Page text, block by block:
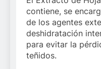
contiene, se
de los agentes
deshidratación
para evitar la
teñidos.